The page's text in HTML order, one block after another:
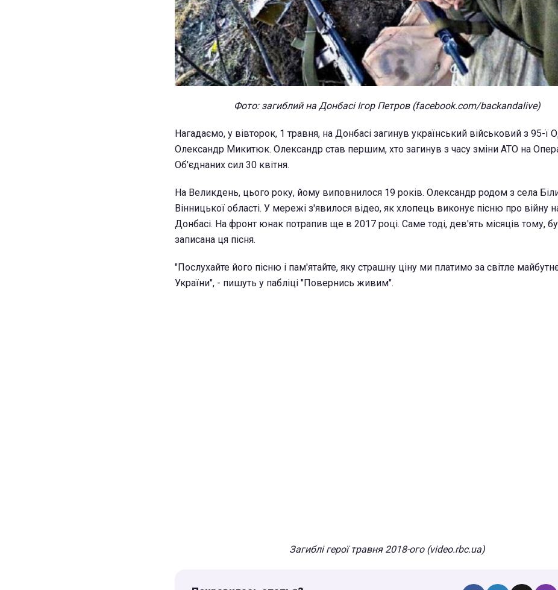
Фото: загиблий на Донбасі Ігор Петров (facebook.com/backandalive)
Нагадаємо, у вівторок, 1 травня, на Донбасі загинув український військовий з 95-
Олександр Микитюк. Олександр став першим, хто загинув з часу зміни АТО на
Об'єднаних сил 30 квітня.
На Великдень, цього року, йому виповнилося 19 років. Олександр родом з села
Вінницької області. У мережі з'явилося відео, як хлопець виконує пісню про війну
Донбасі. На фронт юнак потрапив ще в 2017 році. Саме тоді, дев'ять місяців тому,
записана ця пісня.
"Послухайте його пісню і пам'ятайте, яку страшну ціну ми платимо за світле
України", - пишуть у пабліці "Повернись живим".
Загиблі герої травня 2018-ого (video.rbc.ua)